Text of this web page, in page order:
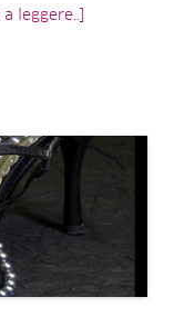
leggere..]